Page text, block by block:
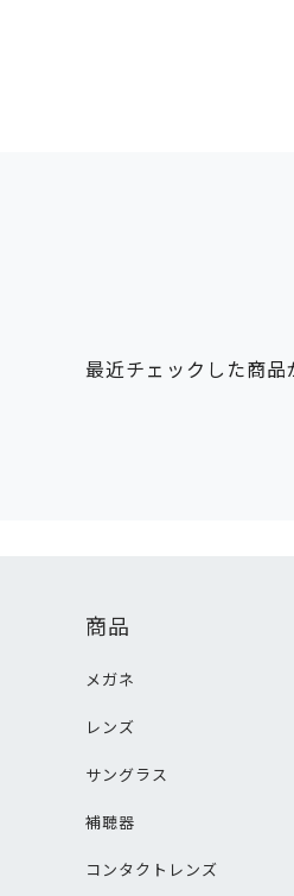
最近チェックした商品
商品
メガネ
レンズ
サングラス
補聴器
コンタクトレンズ